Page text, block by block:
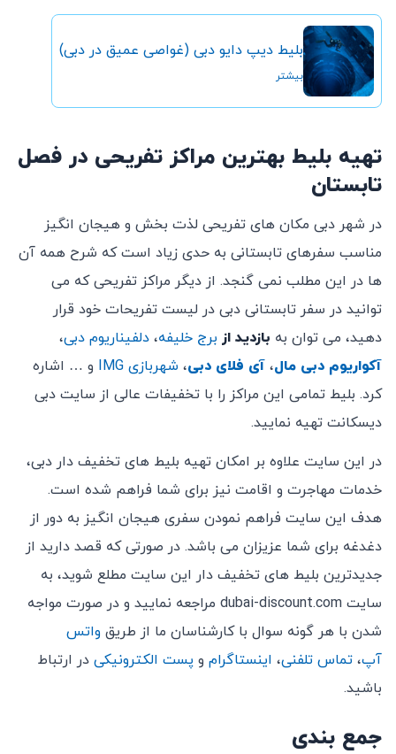
بلیط دیپ دایو دبی (غواصی عمیق در دبی)
بیشتر
تهیه بلیط بهترین مراکز تفریحی در فصل
تابستان
در شهر دبی مکان های تفریحی لذت بخش و هیجان انگیز
مناسب سفرهای تابستانی به حدی زیاد است که شرح همه آن
ها در این مطلب نمی گنجد. از دیگر مراکز تفریحی که می
توانید در سفر تابستانی دبی در لیست تفریحات خود قرار
دهید، می توان به بازدید از برج خلیفه، دلفیناریوم دبی،
آکواریوم دبی مال، آی فلای دبی، شهربازی IMG
و … اشاره
کرد. بلیط تمامی این مراکز را با تخفیفات عالی از سایت دبی
دیسکانت تهیه نمایید.
در این سایت علاوه بر امکان تهیه بلیط های تخفیف دار دبی،
خدمات مهاجرت و اقامت نیز برای شما فراهم شده است.
هدف این سایت فراهم نمودن سفری هیجان انگیز به دور از
دغدغه برای شما عزیزان می باشد. در صورتی که قصد دارید از
جدیدترین بلیط های تخفیف دار این سایت مطلع شوید، به
سایت dubai-discount.com مراجعه نمایید و در صورت مواجه
شدن با هر گونه سوال با کارشناسان ما از طریق واتس
آپ، تماس تلفنی، اینستاگرام و پست الکترونیکی در ارتباط
باشید.
جمع بندی